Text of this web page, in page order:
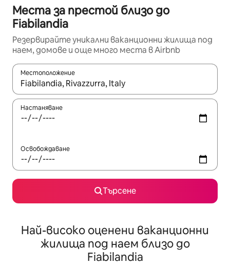
Места за престой близо до
Fiabilandia
Резервирайте уникални ваканционни жилища под
наем, домове и още много места в Airbnb
Местоположение
Когато резултатите се покажат, използвайте
Настаняване
Освобождаване
Търсене
Най-високо оценени ваканционни
жилища под наем близо до
Fiabilandia